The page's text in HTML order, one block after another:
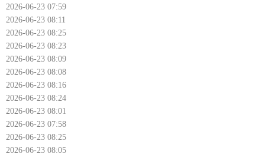
2026-06-23 07:59
2026-06-23 08:11
2026-06-23 08:25
2026-06-23 08:23
2026-06-23 08:09
2026-06-23 08:08
2026-06-23 08:16
2026-06-23 08:24
2026-06-23 08:01
2026-06-23 07:58
2026-06-23 08:25
2026-06-23 08:05